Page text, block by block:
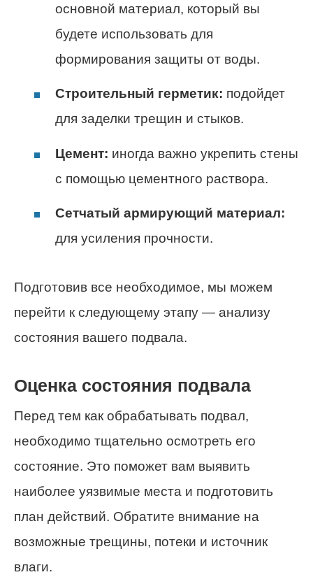
основной материал, который вы
будете использовать для
формирования защиты от воды.
Строительный герметик: подойдет
для заделки трещин и стыков.
Цемент: иногда важно укрепить стены
с помощью цементного раствора.
Сетчатый армирующий материал:
для усиления прочности.
Подготовив все необходимое, мы можем
перейти к следующему этапу — анализу
состояния вашего подвала.
Оценка состояния подвала
Перед тем как обрабатывать подвал,
необходимо тщательно осмотреть его
состояние. Это поможет вам выявить
наиболее уязвимые места и подготовить
план действий. Обратите внимание на
возможные трещины, потеки и источник
влаги.